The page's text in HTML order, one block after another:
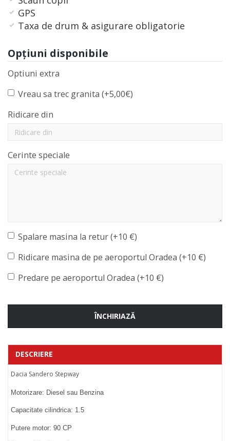
GPS
Taxa de drum & asigurare obligatorie
Opţiuni disponibile
Optiuni extra
Vreau sa trec granita (+5,00€)
Ridicare din
Cerinte speciale
Spalare masina la retur (+10 €)
Ridicare masina de pe aeroportul Oradea (+10 €)
Predare pe aeroportul Oradea (+10 €)
ÎNCHIRIAZĂ
DESCRIERE
Dacia Sandero Stepway
Motorizare: Diesel sau Benzina
Capacitate cilindrica: 1.5
Putere motor: 90 CP